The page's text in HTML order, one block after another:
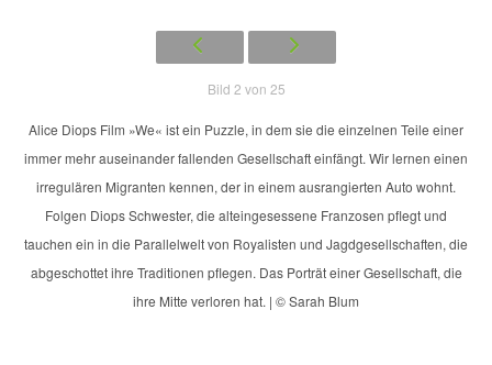
Bild 2 von 25
Alice Diops Film »We« ist ein Puzzle, in dem sie die einzelnen Teile einer
immer mehr auseinander fallenden Gesellschaft einfängt. Wir lernen einen
irregulären Migranten kennen, der in einem ausrangierten Auto wohnt.
Folgen Diops Schwester, die alteingesessene Franzosen pflegt und
tauchen ein in die Parallelwelt von Royalisten und Jagdgesellschaften, die
abgeschottet ihre Traditionen pflegen. Das Porträt einer Gesellschaft, die
ihre Mitte verloren hat. | © Sarah Blum